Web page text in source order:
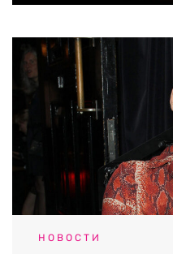
НОВОСТИ